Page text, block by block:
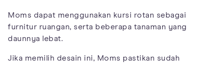
Moms dapat menggunakan kursi rotan sebagai
furnitur ruangan, serta beberapa tanaman yang
daunnya lebat.
Jika memilih desain ini, Moms pastikan sudah